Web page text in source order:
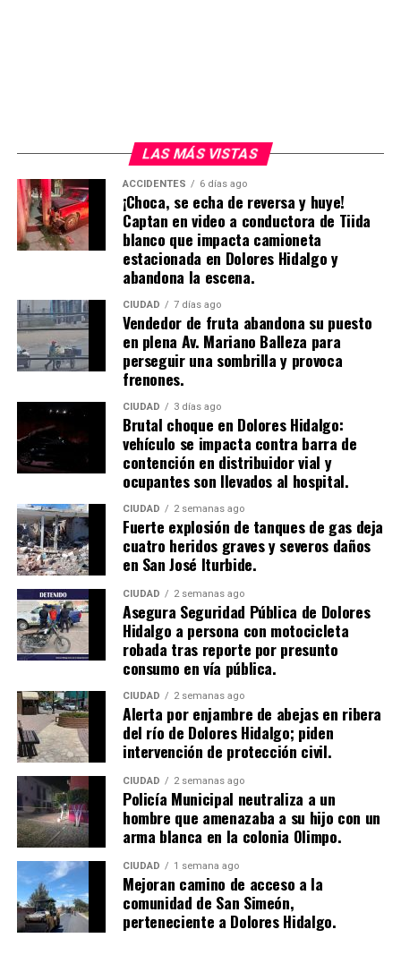
LAS MÁS VISTAS
ACCIDENTES 6 días ago
¡Choca, se echa de reversa y huye!
Captan en video a conductora de Tiida
blanco que impacta camioneta
estacionada en Dolores Hidalgo y
abandona la escena.
CIUDAD 7 días ago
Vendedor de fruta abandona su puesto
en plena Av. Mariano Balleza para
perseguir una sombrilla y provoca
frenones.
CIUDAD 3 días ago
Brutal choque en Dolores Hidalgo:
vehículo se impacta contra barra de
contención en distribuidor vial y
ocupantes son llevados al hospital.
CIUDAD 2 semanas ago
​Fuerte explosión de tanques de gas deja
cuatro heridos graves y severos daños
en San José Iturbide.
CIUDAD 2 semanas ago
Asegura Seguridad Pública de Dolores
Hidalgo a persona con motocicleta
robada tras reporte por presunto
consumo en vía pública.
CIUDAD 2 semanas ago
Alerta por enjambre de abejas en ribera
del río de Dolores Hidalgo; piden
intervención de protección civil.
CIUDAD 2 semanas ago
Policía Municipal neutraliza a un
hombre que amenazaba a su hijo con un
arma blanca en la colonia Olimpo.
CIUDAD 1 semana ago
Mejoran camino de acceso a la
comunidad de San Simeón,
perteneciente a Dolores Hidalgo.